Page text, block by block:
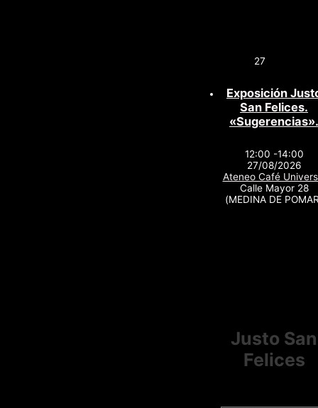
27
Exposición
San Felices.
«Sugerencias».
12:00 -14:00
27/08/2026
Ateneo Café
Calle Mayor 28
(MEDINA DE
Justo San
Felices